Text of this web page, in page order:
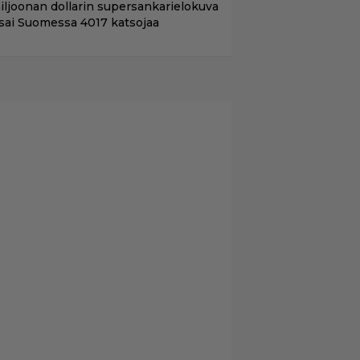
dollarin supersankarielokuva
Suomessa 4017 katsojaa